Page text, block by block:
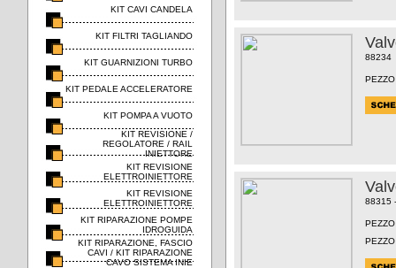
KIT CAVI CANDELA
KIT FILTRI TAGLIANDO
KIT GUARNIZIONI TURBO
KIT PEDALE ACCELERATORE
KIT POMPA A VUOTO
KIT REVISIONE /
REGOLATORE / RAIL
INIETTORE
KIT REVISIONE
ELETTROINIETTORE
KIT REVISIONE
ELETTROINIETTORE
KIT RIPARAZIONE POMPE
IDROGUIDA
KIT RIPARAZIONE, FASCIO
CAVI / KIT RIPARAZIONE
CAVO SISTEMA INIE
88234
88315